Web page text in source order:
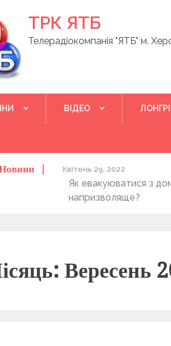
ТРК ЯТБ
Телерадіокомпанія "ЯТБ" м.
ВІДЕО
з домашнім улюбленцем, не
Вересень